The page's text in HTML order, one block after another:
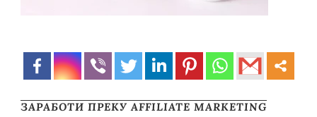
ЗАРАБОТИ ПРЕКУ AFFILIATE MARKETING